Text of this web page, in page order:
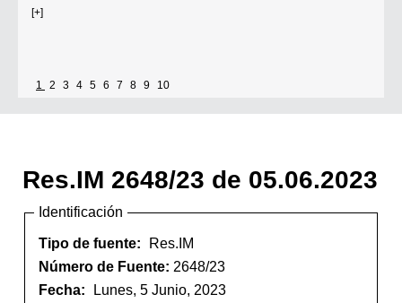
[+]
1 2 3 4 5 6 7 8 9 10
Res.IM 2648/23 de 05.06.2023
Identificación
Tipo de fuente:
Res.IM
Número de Fuente: 2648/23
Fecha:
Lunes, 5 Junio, 2023